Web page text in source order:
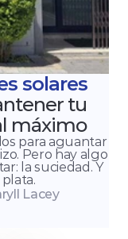
solares
tu
máximo
para aguantar
Pero hay algo
la suciedad. Y
Lacey